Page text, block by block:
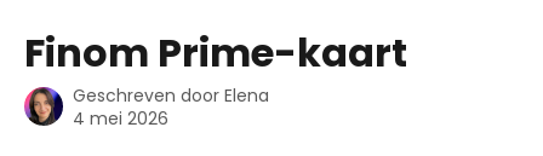
Finom Prime-kaart
Geschreven door Elena
4 mei 2026